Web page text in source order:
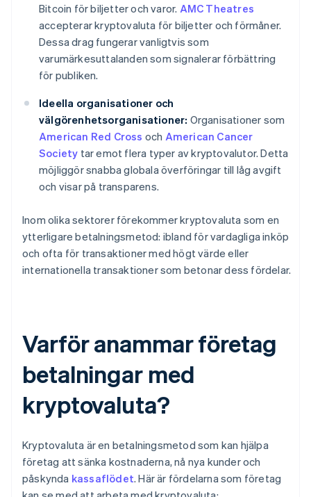
Bitcoin för biljetter och varor. AMC Theatres
accepterar kryptovaluta för biljetter och förmåner.
Dessa drag fungerar vanligtvis som
varumärkesuttalanden som signalerar förbättring
för publiken.
Ideella organisationer och
välgörenhetsorganisationer: Organisationer som
American Red Cross och American Cancer
Society tar emot flera typer av kryptovalutor. Detta
möjliggör snabba globala överföringar till låg avgift
och visar på transparens.
Inom olika sektorer förekommer kryptovaluta som en
ytterligare betalningsmetod: ibland för vardagliga inköp
och ofta för transaktioner med högt värde eller
internationella transaktioner som betonar dess fördelar.
Varför anammar företag
betalningar med
kryptovaluta?
Kryptovaluta är en betalningsmetod som kan hjälpa
företag att sänka kostnaderna, nå nya kunder och
påskynda kassaflödet. Här är fördelarna som företag